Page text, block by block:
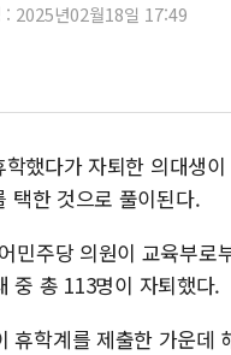
: 2025년02월18일 17:49
했다가 자퇴한 의대생
택한 것으로 풀이된다.
민주당 의원이 교육부
중 총 113명이 자퇴했다.
휴학계를 제출한 가운데